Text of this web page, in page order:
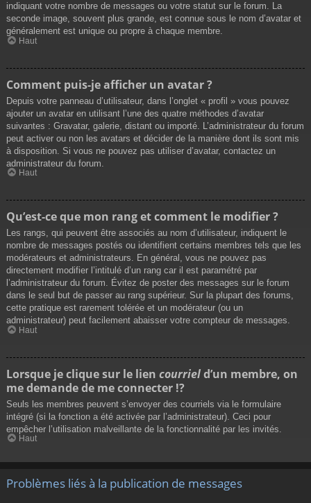
indiquant votre nombre de messages ou votre statut sur le forum. La
seconde image, souvent plus grande, est connue sous le nom d’avatar et
généralement est unique ou propre à chaque membre.
Haut
Comment puis-je afficher un avatar ?
Depuis votre panneau d’utilisateur, dans l’onglet « profil » vous pouvez
ajouter un avatar en utilisant l’une des quatre méthodes d’avatar
suivantes : Gravatar, galerie, distant ou importé. L’administrateur du forum
peut activer ou non les avatars et décider de la manière dont ils sont mis
à disposition. Si vous ne pouvez pas utiliser d’avatar, contactez un
administrateur du forum.
Haut
Qu’est-ce que mon rang et comment le modifier ?
Les rangs, qui peuvent être associés au nom d’utilisateur, indiquent le
nombre de messages postés ou identifient certains membres tels que les
modérateurs et administrateurs. En général, vous ne pouvez pas
directement modifier l’intitulé d’un rang car il est paramétré par
l’administrateur du forum. Évitez de poster des messages sur le forum
dans le seul but de passer au rang supérieur. Sur la plupart des forums,
cette pratique est rarement tolérée et un modérateur (ou un
administrateur) peut facilement abaisser votre compteur de messages.
Haut
Lorsque je clique sur le lien courrield’un membre, on
me demande de me connecter !?
Seuls les membres peuvent s’envoyer des courriels via le formulaire
intégré (si la fonction a été activée par l’administrateur). Ceci pour
empêcher l’utilisation malveillante de la fonctionnalité par les invités.
Haut
Problèmes liés à la publication de messages